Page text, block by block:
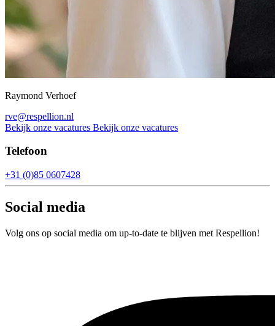
Raymond Verhoef
rve@respellion.nl
Bekijk onze vacatures Bekijk onze vacatures
Telefoon
+31 (0)85 0607428
Social media
Volg ons op social media om up-to-date te blijven met Respellion!